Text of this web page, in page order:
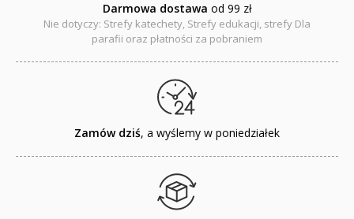
WYPRZEDAŻ
RELIGIJNE
Darmowa dostawa od 99 zł
Nie dotyczy: Strefy katechety, Strefy edukacji, strefy Dla
parafii oraz płatności za pobraniem
Zamów dziś, a wyślemy w poniedziałek